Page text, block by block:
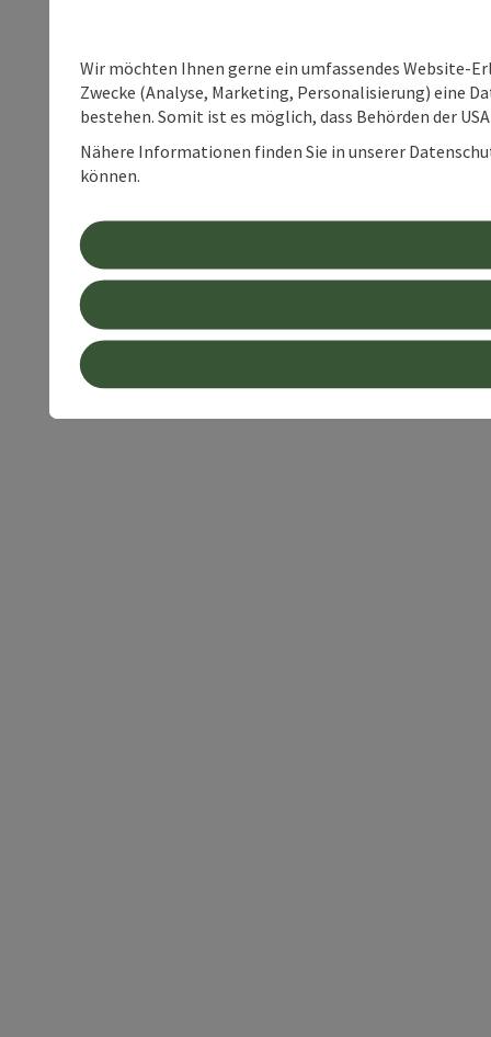
Wir möchten Ihnen gerne ein umfassendes Website-
Zwecke (Analyse, Marketing, Personalisierung) eine
bestehen. Somit ist es möglich, dass Behörden der
Nähere Informationen finden Sie in unserer
können.